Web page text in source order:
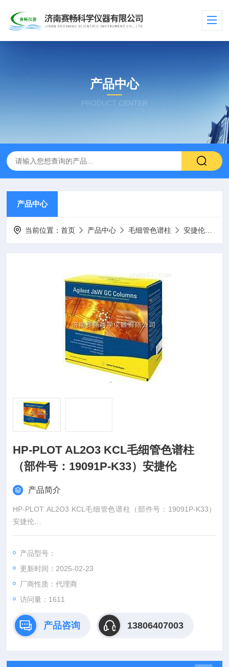
产品中心
PRODUCT CENTER
产品中心
当前位置：首页 产品中心 毛细管色谱柱 安捷伦毛细管色谱柱
HP-PLOT AL2O3 KCL毛细管色谱柱
（部件号：19091P-K33）安捷伦
产品简介
HP-PLOT AL2O3 KCL毛细管色谱柱（部件号：19091P-K33）
安捷伦
名称： HP-PLOT AL2O3 KCL
OT, Alumina PLOT, AL2O3/KCL
产品型号：
更新时间：2025-02-23
厂商性质：代理商
访问量：1611
产品咨询 13806407003